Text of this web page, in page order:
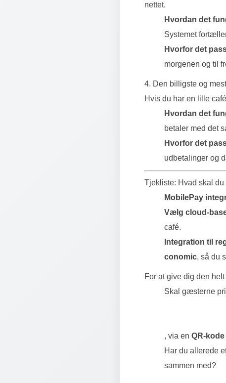
nettet.
Hvordan det
Systemet
Hvorfor det
morgenen og til
4. Den billigste og
Hvis du har en lille
Hvordan det
betaler med det
Hvorfor det
udbetalinger og
Tjekliste: Hvad skal du
MobilePay
Vælg cloud-
café.
Integration til
conomic, så du
For at give dig den
Skal gæsterne
, via en QR-
Har du allerede
sammen med?